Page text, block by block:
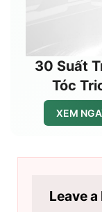
30 Suất
Tóc
XEM
Leave a